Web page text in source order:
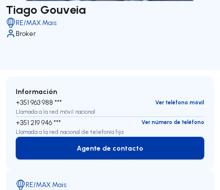
Tiago Gouveia
RE/MAX Mais
Broker
Información
+351 963 988 ***
Ver teléfono móvil
Llamada a la red móvil nacional
+351 219 946 ***
Ver número de teléfono
Llamada a la red nacional de telefonía fija
Agente de contacto
Agente de contacto
RE/MAX Mais